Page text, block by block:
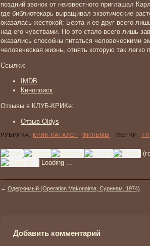
поздний звонок от неизвестного приглашал
где библиотекарь выращивал экзотические
оказалась жестокой: Берта и ее друг всего
над его чувствами. Но это стало всего лишь
оказались способны питаться человеческими
человеческая жизнь, отнять которую так
Ссылки:
IMDB
Кинопоиск
Отзывы в КЛУБ-КРИКе:
Отзыв Oldys
РУБРИКА: КРИК-КАТАЛОГ ФИЛЬМЫ МЕТКИ:
Loading ...
← Одержимый (Operation Makonaima, Суринам, 1974)
Добавить комментарий